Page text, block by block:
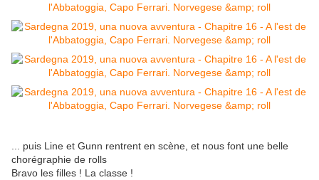
... puis Line et Gunn rentrent en scène, et nous font une belle
chorégraphie de rolls
Bravo les filles ! La classe !